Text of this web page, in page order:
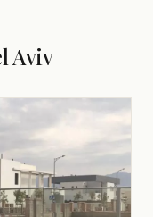
Aviv